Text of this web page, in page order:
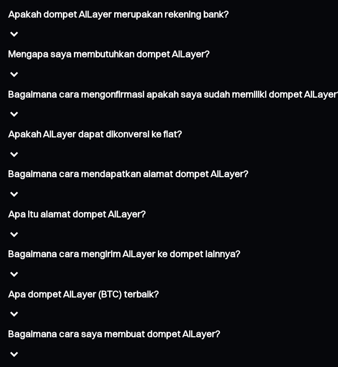
Apakah dompet AILayer merupakan rekening bank?
Mengapa saya membutuhkan dompet AILayer?
Bagaimana cara mengonfirmasi apakah saya sudah memiliki dompet
Apakah AILayer dapat dikonversi ke fiat?
Bagaimana cara mendapatkan alamat dompet AILayer?
Apa itu alamat dompet AILayer?
Bagaimana cara mengirim AILayer ke dompet lainnya?
Apa dompet AILayer (BTC) terbaik?
Bagaimana cara saya membuat dompet AILayer?